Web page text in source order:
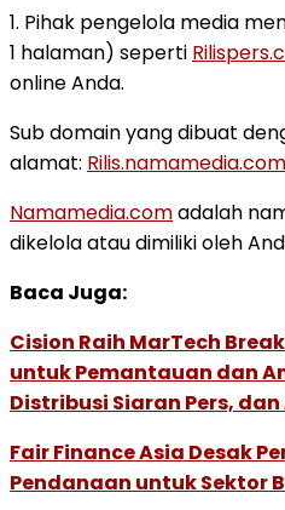
1. Pihak pengelola media
1 halaman) seperti
online Anda.
Sub domain yang dibuat
alamat: Rilis.namamedia.com
Namamedia.comadalah
dikelola atau dimiliki oleh
Baca Juga:
Cision Raih MarTech
untuk Pemantauan dan
Distribusi Siaran Pers, dan
Fair Finance Asia Desak
Pendanaan untuk Sektor